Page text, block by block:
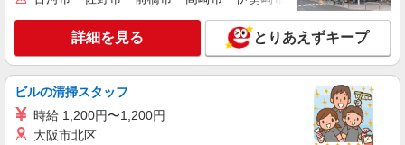
詳細を見る とりあえずキープ
ビルの清掃スタッフ
時給 1,200円〜1,200円
大阪市北区